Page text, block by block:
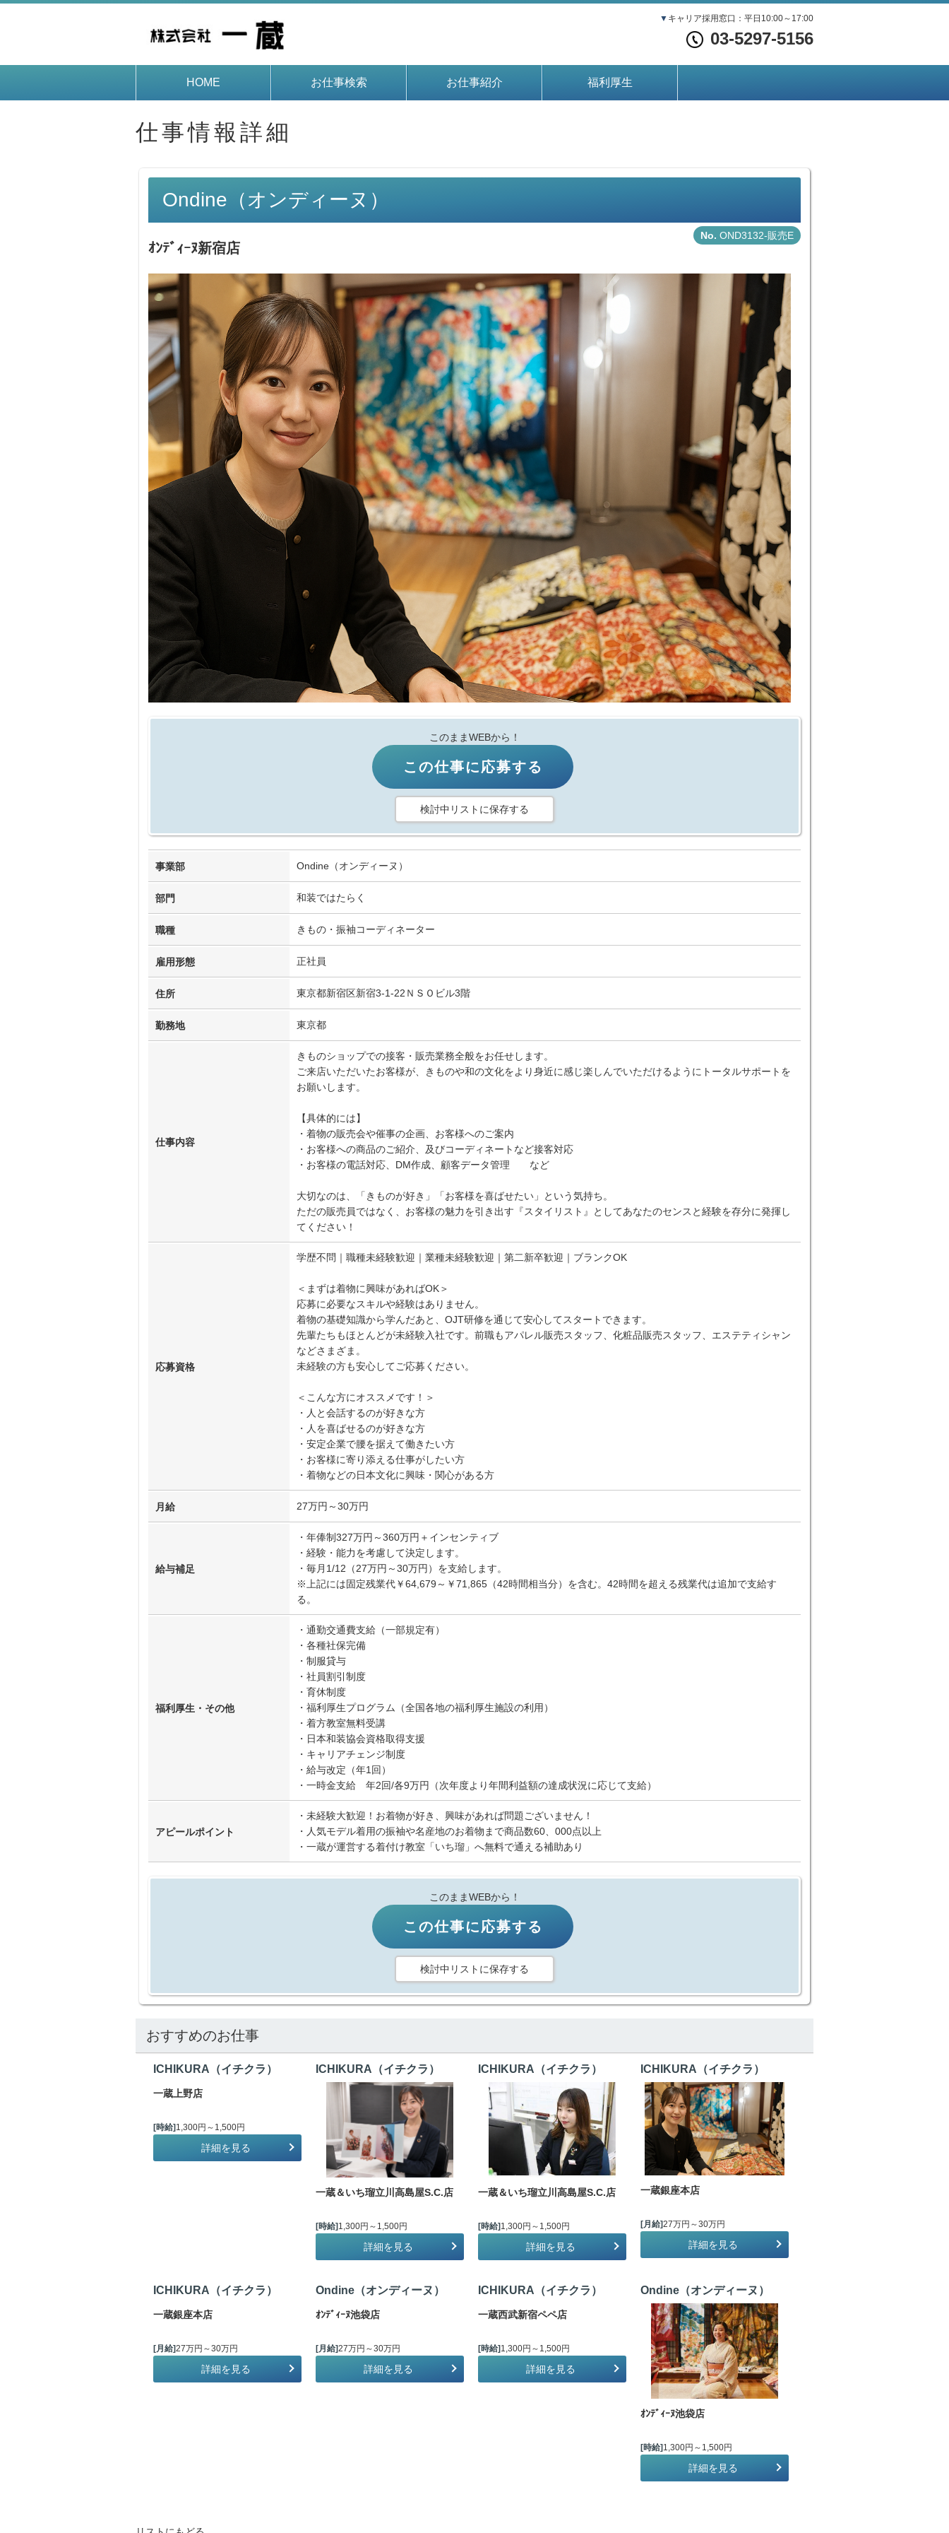
▼ キャリア採用窓口：平日10:00～17:00
03-5297-5156
HOME お仕事検索 お仕事紹介 福利厚生
仕事情報詳細
Ondine（オンディーヌ）
OND3132-販売E
ｵﾝﾃﾞｨｰﾇ新宿店
このままWEBから！
この仕事に応募する
検討中リストに保存する
事業部 Ondine（オンディーヌ）
部門 和装ではたらく
職種 きもの・振袖コーディネーター
雇用形態 正社員
住所 東京都新宿区新宿3-1-22ＮＳＯビル3階
勤務地 東京都
仕事内容
きものショップでの接客・販売業務全般をお任せします。
ご来店いただいたお客様が、きものや和の文化をより身近に感じ楽しんでいただけるようにトータルサポートを
お願いします。
【具体的には】
・着物の販売会や催事の企画、お客様へのご案内
・お客様への商品のご紹介、及びコーディネートなど接客対応
・お客様の電話対応、DM作成、顧客データ管理 など
大切なのは、「きものが好き」「お客様を喜ばせたい」という気持ち。
ただの販売員ではなく、お客様の魅力を引き出す『スタイリスト』としてあなたのセンスと経験を存分に発揮し
てください！
応募資格
学歴不問｜職種未経験歓迎｜業種未経験歓迎｜第二新卒歓迎｜ブランクOK
＜まずは着物に興味があればOK＞
応募に必要なスキルや経験はありません。
着物の基礎知識から学んだあと、OJT研修を通じて安心してスタートできます。
先輩たちもほとんどが未経験入社です。前職もアパレル販売スタッフ、化粧品販売スタッフ、エステティシャン
などさまざま。
未経験の方も安心してご応募ください。
＜こんな方にオススメです！＞
・人と会話するのが好きな方
・人を喜ばせるのが好きな方
・安定企業で腰を据えて働きたい方
・お客様に寄り添える仕事がしたい方
・着物などの日本文化に興味・関心がある方
月給 27万円～30万円
給与補足
・年俸制327万円～360万円＋インセンティブ
・経験・能力を考慮して決定します。
・毎月1/12（27万円～30万円）を支給します。
※上記には固定残業代￥64,679～￥71,865（42時間相当分）を含む。42時間を超える残業代は追加で支給す
る。
福利厚生・その他
・通勤交通費支給（一部規定有）
・各種社保完備
・制服貸与
・社員割引制度
・育休制度
・福利厚生プログラム（全国各地の福利厚生施設の利用）
・着方教室無料受講
・日本和装協会資格取得支援
・キャリアチェンジ制度
・給与改定（年1回）
・一時金支給 年2回/各9万円（次年度より年間利益額の達成状況に応じて支給）
アピールポイント
・未経験大歓迎！お着物が好き、興味があれば問題ございません！
・人気モデル着用の振袖や名産地のお着物まで商品数60、000点以上
・一蔵が運営する着付け教室「いち瑠」へ無料で通える補助あり
このままWEBから！
この仕事に応募する
検討中リストに保存する
おすすめのお仕事
ICHIKURA（イチクラ）
一蔵上野店
[時給] 1,300円～1,500円
詳細を見る
ICHIKURA（イチクラ）
一蔵＆いち瑠立川高島屋S.C.店
[時給] 1,300円～1,500円
詳細を見る
ICHIKURA（イチクラ）
一蔵＆いち瑠立川高島屋S.C.店
[時給] 1,300円～1,500円
詳細を見る
ICHIKURA（イチクラ）
一蔵銀座本店
[月給]27万円～30万円
詳細を見る
ICHIKURA（イチクラ）
一蔵銀座本店
[月給]27万円～30万円
詳細を見る
Ondine（オンディーヌ）
ｵﾝﾃﾞｨｰﾇ池袋店
[月給]27万円～30万円
詳細を見る
ICHIKURA（イチクラ）
一蔵西武新宿ペペ店
[時給] 1,300円～1,500円
詳細を見る
Ondine（オンディーヌ）
ｵﾝﾃﾞｨｰﾇ池袋店
[時給] 1,300円～1,500円
詳細を見る